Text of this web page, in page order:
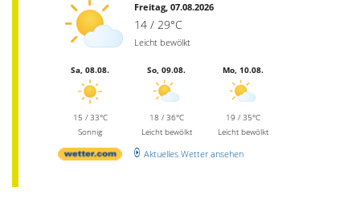
Freitag, 07.08.2026
14 / 29°C
Leicht bewölkt
Sa, 08.08.
15 / 33°C
Sonnig
So, 09.08.
18 / 36°C
Leicht bewölkt
Mo, 10.08.
19 / 35°C
Leicht bewölkt
Aktuelles Wetter ansehen